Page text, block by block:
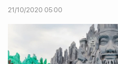
21/10/2020 05:00